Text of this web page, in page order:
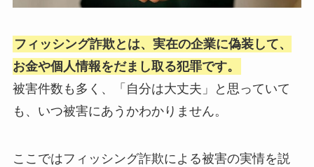
フィッシング詐欺とは、実在の企業に偽装して、
お金や個人情報をだまし取る犯罪です。
被害件数も多く、「自分は大丈夫」と思っていて
も、いつ被害にあうかわかりません。
ここではフィッシング詐欺による被害の実情を説